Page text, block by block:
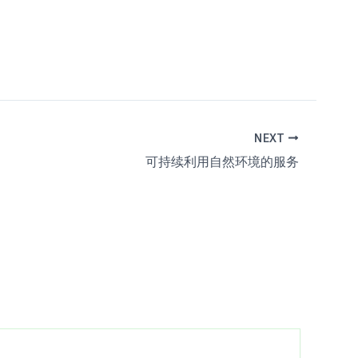
NEXT
可持续利用自然环境的服务